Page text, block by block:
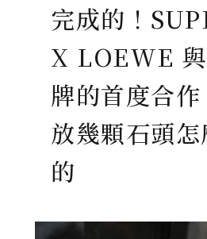
完成的！
X LOEWE
牌的首度合
放幾顆石頭
的